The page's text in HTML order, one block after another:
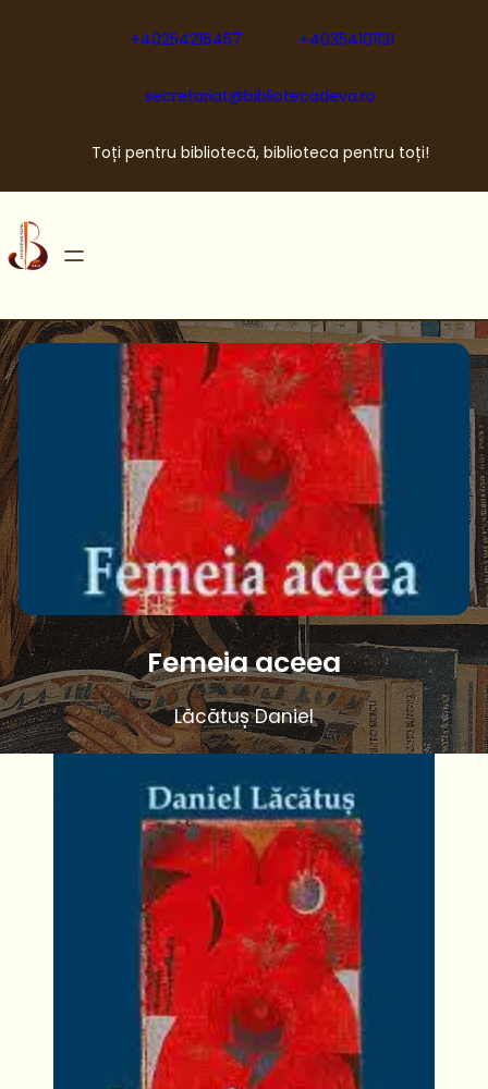
+40254216457 +40354101131
secretariat@bibliotecadeva.ro
Toți pentru bibliotecă, biblioteca pentru toți!
Femeia aceea
Lăcătuș Daniel